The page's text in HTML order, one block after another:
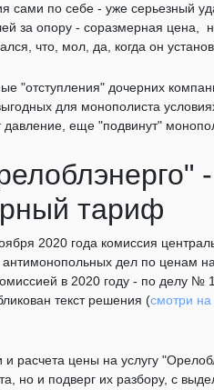
сами по себе - уже серьезный
за опору - соразмерная цена,
что, мол, да, когда он
"отступления" дочерних
для монополиста
давление, еще "подвинут"
тариф
2020 года комиссия
дел по ценам
в 2020 году - по делу
текст решения (смотри
и расчета цены на услугу
но и подверг их разбору, с